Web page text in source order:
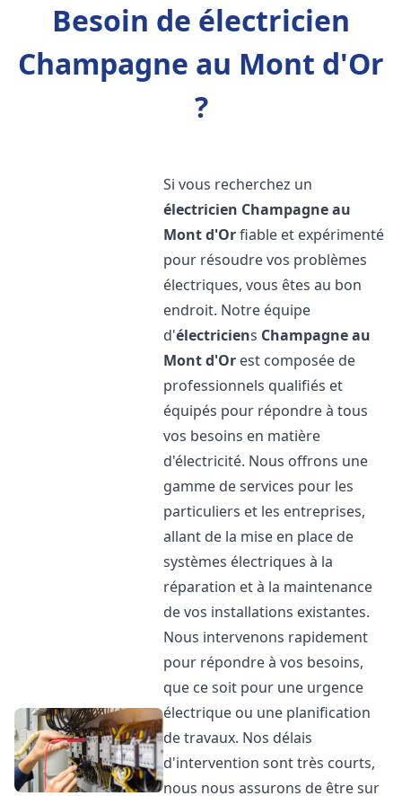
Besoin de électricien
Champagne au Mont d'Or
?
Si vous recherchez un
électricien Champagne au
Mont d'Orfiable et expérimenté
pour résoudre vos problèmes
électriques, vous êtes au bon
endroit. Notre équipe
d'électriciens Champagne au
Mont d'Or est composée de
professionnels qualifiés et
équipés pour répondre à tous
vos besoins en matière
d'électricité. Nous offrons une
gamme de services pour les
particuliers et les entreprises,
allant de la mise en place de
systèmes électriques à la
réparation et à la maintenance
de vos installations existantes.
Nous intervenons rapidement
pour répondre à vos besoins,
que ce soit pour une urgence
électrique ou une planification
de travaux. Nos délais
d'intervention sont très courts,
nous nous assurons de être sur